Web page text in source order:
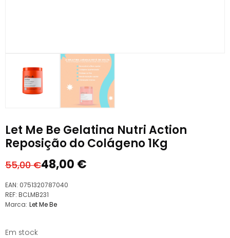
Let Me Be Gelatina Nutri Action
Reposição do Colágeno 1Kg
55,00€
O
preço
original
era:
48,00 €
O
preço
atual
é:
EAN: 0751320787040
REF: BCLMB231
Marca: Let Me Be
Em stock